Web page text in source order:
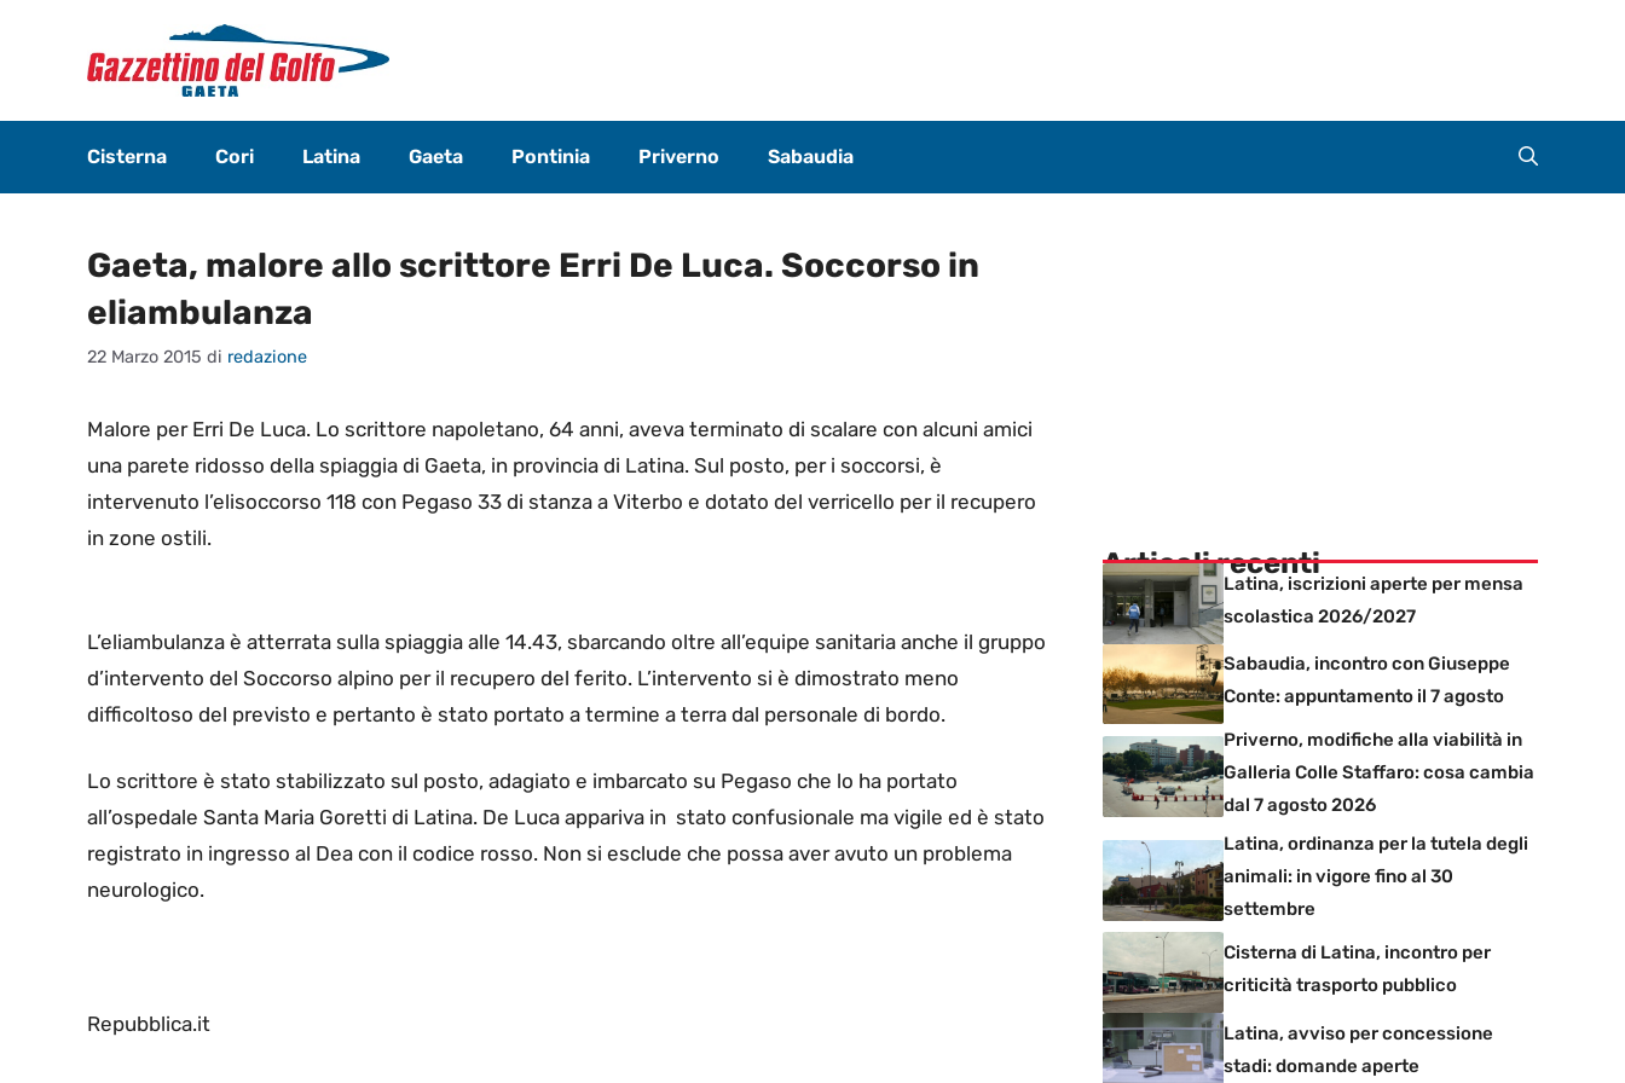
contenuto
Cisterna Cori Latina Gaeta Pontinia Priverno Sabaudia
Gaeta, malore allo scrittore Erri De Luca. Soccorso in
eliambulanza
22 Marzo 2015 di redazione
Malore per Erri De Luca. Lo scrittore napoletano, 64 anni, aveva terminato di scalare con alcuni amici
una parete ridosso della spiaggia di Gaeta, in provincia di Latina. Sul posto, per i soccorsi, è
intervenuto l’elisoccorso 118 con Pegaso 33 di stanza a Viterbo e dotato del verricello per il recupero
in zone ostili.
L’eliambulanza è atterrata sulla spiaggia alle 14.43, sbarcando oltre all’equipe sanitaria anche il gruppo
d’intervento del Soccorso alpino per il recupero del ferito. L’intervento si è dimostrato meno
difficoltoso del previsto e pertanto è stato portato a termine a terra dal personale di bordo.
Lo scrittore è stato stabilizzato sul posto, adagiato e imbarcato su Pegaso che lo ha portato
all’ospedale Santa Maria Goretti di Latina. De Luca appariva in stato confusionale ma vigile ed è stato
registrato in ingresso al Dea con il codice rosso. Non si esclude che possa aver avuto un problema
neurologico.
Repubblica.it
Articoli recenti
Latina, iscrizioni aperte per mensa
scolastica 2026/2027
Sabaudia, incontro con Giuseppe
Conte: appuntamento il 7 agosto
Priverno, modifiche alla viabilità in
Galleria Colle Staffaro: cosa cambia
dal 7 agosto 2026
Latina, ordinanza per la tutela degli
animali: in vigore fino al 30
settembre
Cisterna di Latina, incontro per
criticità trasporto pubblico
Latina, avviso per concessione
stadi: domande aperte